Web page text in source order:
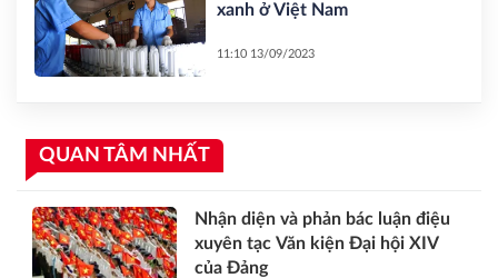
xanh ở Việt Nam
11:10 13/09/2023
QUAN TÂM NHẤT
Nhận diện và phản bác luận điệu
xuyên tạc Văn kiện Đại hội XIV
của Đảng